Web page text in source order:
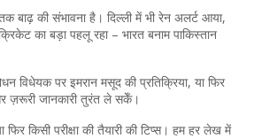
की संभावना है। दिल्ली में भी रेन अलर्ट आया,
का बड़ा पहलू रहा – भारत बनाम पाकिस्तान
विधेयक पर इमरान मसूद की प्रतिक्रिया, या फिर
ज़रूरी जानकारी तुरंत ले सकेँ।
किसी परीक्षा की तैयारी की टिप्स। हम हर लेख में